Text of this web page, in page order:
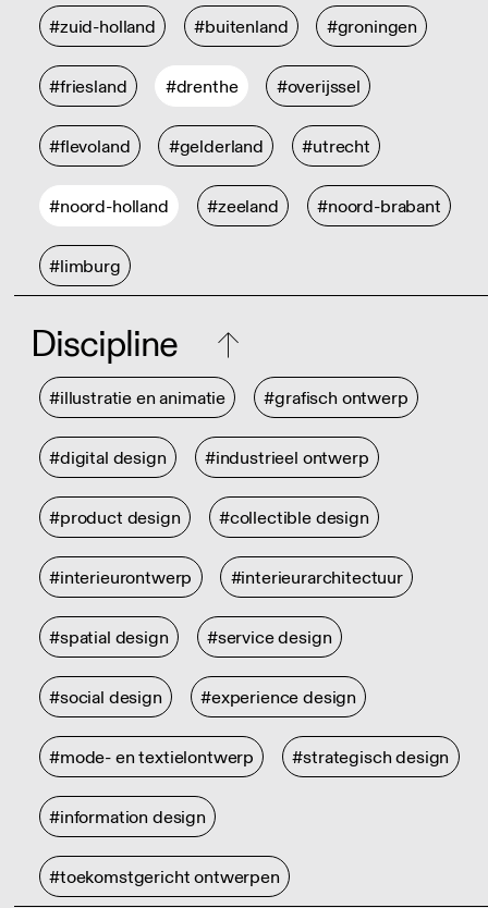
#zuid-holland #buitenland #groningen
#friesland #drenthe #overijssel
#flevoland #gelderland #utrecht
#noord-holland #zeeland #noord-brabant
#limburg
Discipline
#illustratie en animatie #grafisch ontwerp
#digital design #industrieel ontwerp
#product design #collectible design
#interieurontwerp #interieurarchitectuur
#spatial design #service design
#social design #experience design
#mode- en textielontwerp #strategisch design
#information design
#toekomstgericht ontwerpen